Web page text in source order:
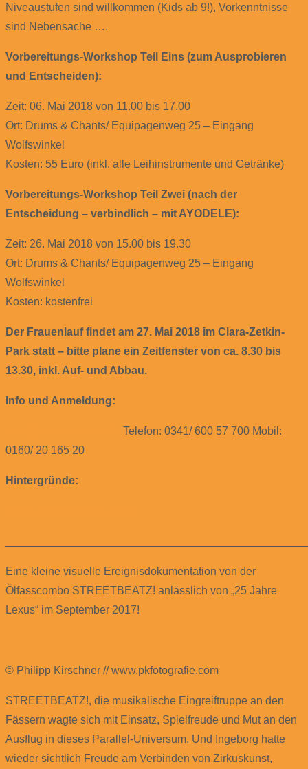
Niveaustufen sind willkommen (Kids ab 9!), Vorkenntnisse
sind Nebensache ….
Vorbereitungs-Workshop Teil Eins (zum Ausprobieren
und Entscheiden):
Zeit: 06. Mai 2018 von 11.00 bis 17.00
Ort: Drums & Chants/ Equipagenweg 25 – Eingang
Wolfswinkel
Kosten: 55 Euro (inkl. alle Leihinstrumente und Getränke)
Vorbereitungs-Workshop Teil Zwei (nach der
Entscheidung – verbindlich – mit AYODELE):
Zeit: 26. Mai 2018 von 15.00 bis 19.30
Ort: Drums & Chants/ Equipagenweg 25 – Eingang
Wolfswinkel
Kosten: kostenfrei
Der Frauenlauf findet am 27. Mai 2018 im Clara-Zetkin-
Park statt – bitte plane ein Zeitfenster von ca. 8.30 bis
13.30, inkl. Auf- und Abbau.
Info und Anmeldung:
Telefon: 0341/ 600 57 700 Mobil:
0160/ 20 165 20
Hintergründe:
Eine kleine visuelle Ereignisdokumentation von der
Ölfasscombo STREETBEATZ! anlässlich von „25 Jahre
Lexus“ im September 2017!
© Philipp Kirschner // www.pkfotografie.com
STREETBEATZ!, die musikalische Eingreiftruppe an den
Fässern wagte sich mit Einsatz, Spielfreude und Mut an den
Ausflug in dieses Parallel-Universum. Und Ingeborg hatte
wieder sichtlich Freude am Verbinden von Zirkuskunst,